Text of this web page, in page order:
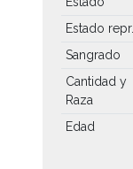
Estado repr.
Sangrado
Cantidad y
Raza
Edad